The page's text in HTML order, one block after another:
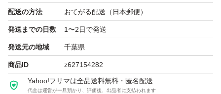
紙製の外袋（ゆうパケットポストmini封筒等）を使用する
場合がございます。
・正規品に関する質問について
出品商品は全て正規品になります。少しでも気にされる方
はご購入をお控えください。
配送の方法 おてがる配送（日本郵便）
発送までの日数 1〜2日で発送
発送元の地域 千葉県
商品ID z627154282
Yahoo!フリマは全品送料無料・匿名配送
代金は運営が一旦預かり、評価後、出品者に支払われます